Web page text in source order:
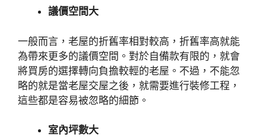
議價空間大
一般而言，老屋的折舊率相對較高，折舊率高就能
為帶來更多的議價空間。對於自備款有限的，就會
將買房的選擇轉向負擔較輕的老屋。不過，不能忽
略的就是當老屋交屋之後，就需要進行裝修工程，
這些都是容易被忽略的細節。
室內坪數大